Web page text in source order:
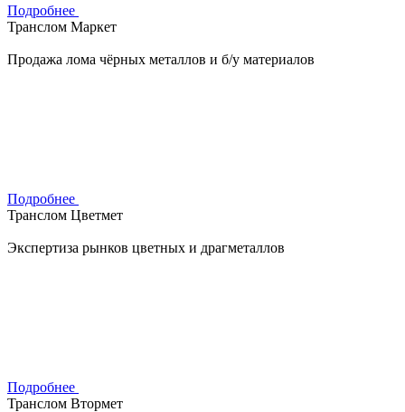
Подробнее
Транслом Маркет
Продажа лома чёрных металлов и б/у материалов
Подробнее
Транслом Цветмет
Экспертиза рынков цветных и драгметаллов
Подробнее
Транслом Втормет